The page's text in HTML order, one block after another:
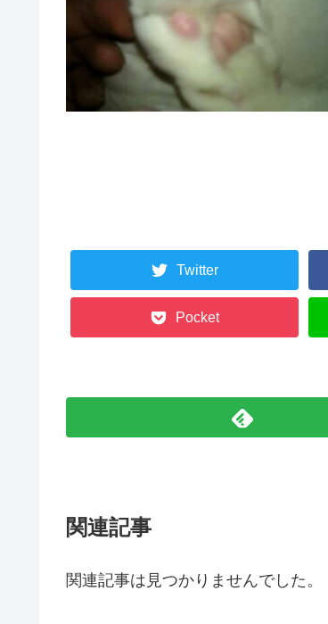
Twitter
Pocket
関連記事
関連記事は見つかりませんでした。